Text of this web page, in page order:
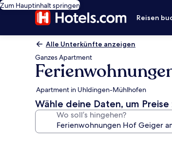
Zum Hauptinhalt springen
Reisen
Alle Unterkünfte anzeigen
Ganzes Apartment
Apartment in Uhldingen-Mühlhofen
Wähle deine Daten, um Preise
Wo soll’s hingehen?